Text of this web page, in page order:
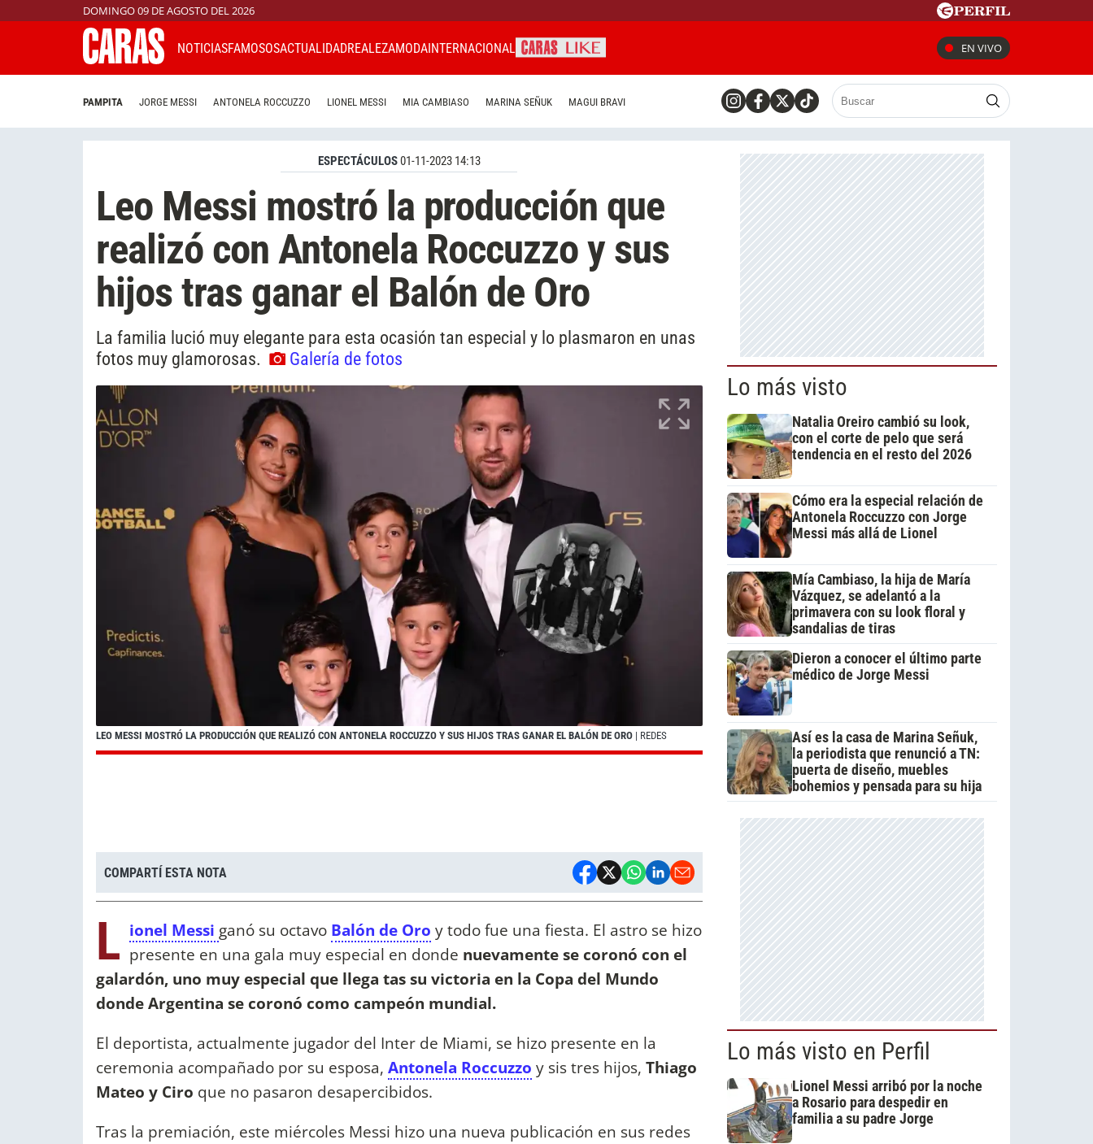
DOMINGO 09 DE AGOSTO DEL 2026
NOTICIASFAMOSOSACTUALIDADREALEZAMODAINTERNACIONAL EN VIVO
PAMPITA JORGE MESSI ANTONELA ROCCUZZO LIONEL MESSI MIA CAMBIASO MARINA SEÑUK MAGUI BRAVI
ESPECTÁCULOS01-11-2023 14:13
Leo Messi mostró la producción que
realizó con Antonela Roccuzzo y sus
hijos tras ganar el Balón de Oro
La familia lució muy elegante para esta ocasión tan especial y lo plasmaron en unas
fotos muy glamorosas.
Galería de fotos
LEO MESSI MOSTRÓ LA PRODUCCIÓN QUE REALIZÓ CON ANTONELA ROCCUZZO Y SUS HIJOS TRAS GANAR EL BALÓN DE ORO | REDES
COMPARTÍ ESTA NOTA
L ionel Messi ganó su octavo Balón de Oro y todo fue una fiesta. El astro se hizo
presente en una gala muy especial en donde nuevamente se coronó con el
galardón, uno muy especial que llega tas su victoria en la Copa del Mundo
donde Argentina se coronó como campeón mundial.
El deportista, actualmente jugador del Inter de Miami, se hizo presente en la
ceremonia acompañado por su esposa, Antonela Roccuzzo y sis tres hijos, Thiago
Mateo y Ciro que no pasaron desapercibidos.
Tras la premiación, este miércoles Messi hizo una nueva publicación en sus redes
Lo más visto
Natalia Oreiro cambió su look,
con el corte de pelo que será
tendencia en el resto del 2026
Cómo era la especial relación de
Antonela Roccuzzo con Jorge
Messi más allá de Lionel
Mía Cambiaso, la hija de María
Vázquez, se adelantó a la
primavera con su look floral y
sandalias de tiras
Dieron a conocer el último parte
médico de Jorge Messi
Así es la casa de Marina Señuk,
la periodista que renunció a TN:
puerta de diseño, muebles
bohemios y pensada para su hija
Lo más visto en Perfil
Lionel Messi arribó por la noche
a Rosario para despedir en
familia a su padre Jorge